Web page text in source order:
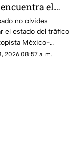
el
en la
México
no olvides
el estado del tráfico
México-
2026 08:57 a. m.